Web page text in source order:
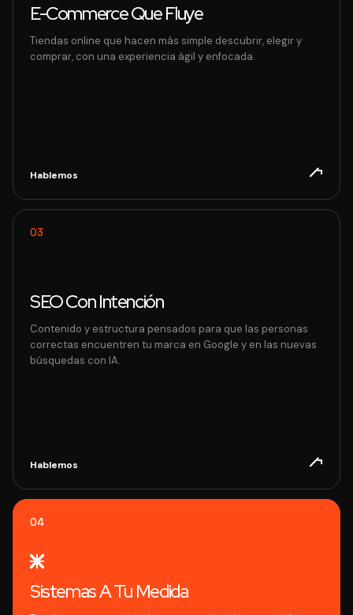
E-Commerce Que Fluye
Tiendas online que hacen más simple descubrir, elegir y
comprar, con una experiencia ágil y enfocada.
Hablemos
03
SEO Con Intención
Contenido y estructura pensados para que las personas
correctas encuentren tu marca en Google y en las nuevas
búsquedas con IA.
Hablemos
04
Sistemas A Tu Medida